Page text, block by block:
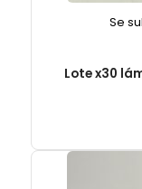
Se
Lote x30